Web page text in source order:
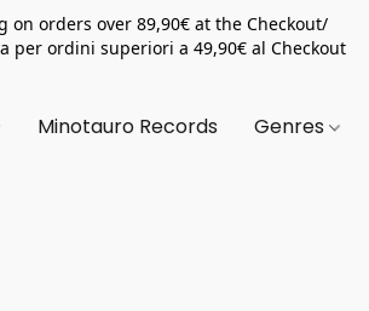
on orders over 89,90€ at the Checkout/
per ordini superiori a 49,90€ al Checkout
Minotauro Records Genres